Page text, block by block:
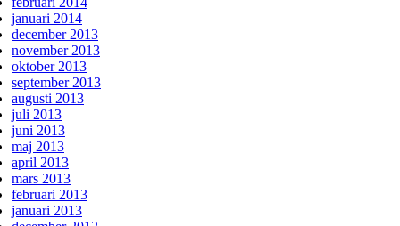
januari 2014
december 2013
november 2013
oktober 2013
september 2013
augusti 2013
juli 2013
juni 2013
maj 2013
april 2013
mars 2013
februari 2013
januari 2013